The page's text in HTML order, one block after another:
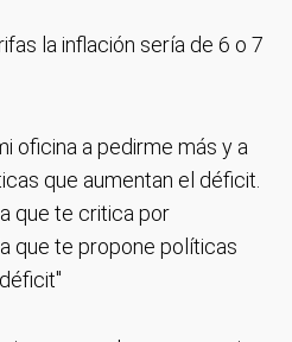
la inflación sería de 6 o 7
oficina a pedirme más y a
que aumentan el déficit.
que te critica por
que te propone políticas